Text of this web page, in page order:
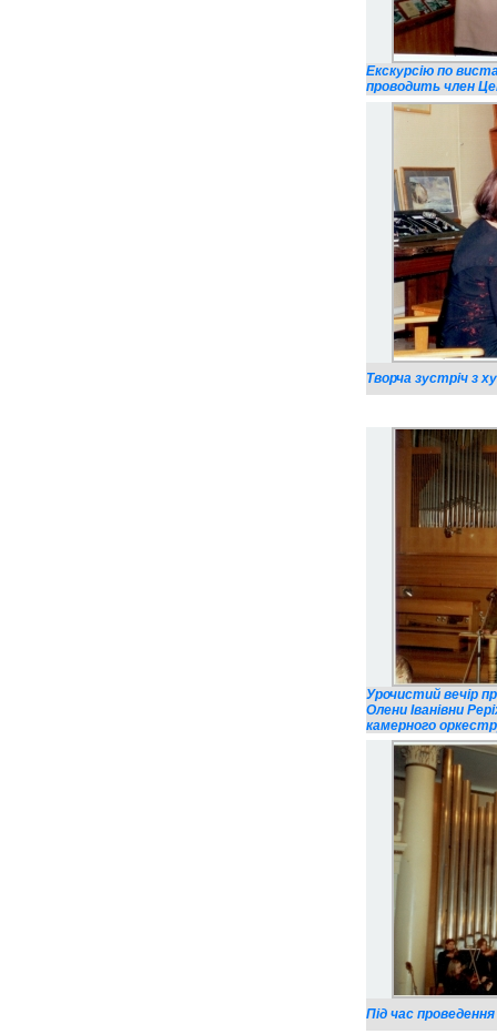
Екскурсію по
проводить член
Творча зустріч з
Урочистий вечір
Олени Іванівни
камерного
Під час